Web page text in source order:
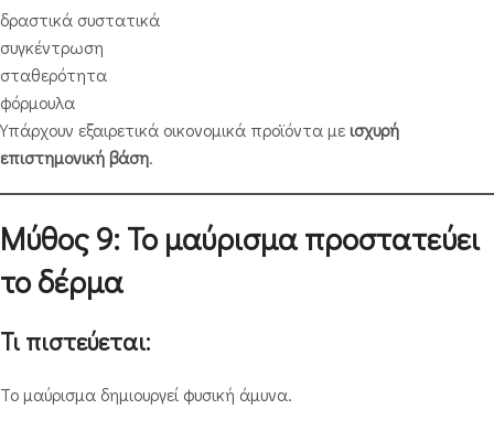
δραστικά συστατικά
συγκέντρωση
σταθερότητα
φόρμουλα
Υπάρχουν εξαιρετικά οικονομικά προϊόντα μεισχυρή
επιστημονική βάση.
Μύθος 9: Το μαύρισμα προστατεύει
το δέρμα
Τι πιστεύεται:
Το μαύρισμα δημιουργεί φυσική άμυνα.